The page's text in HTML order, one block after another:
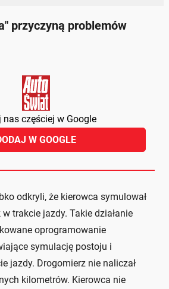
przyczyną problemów
nas częściej w Google
W GOOGLE
odkryli, że kierowca symulował
trakcie jazdy. Takie działanie
oprogramowanie
symulację postoju i
jazdy. Drogomierz nie naliczał
kilometrów. Kierowca nie